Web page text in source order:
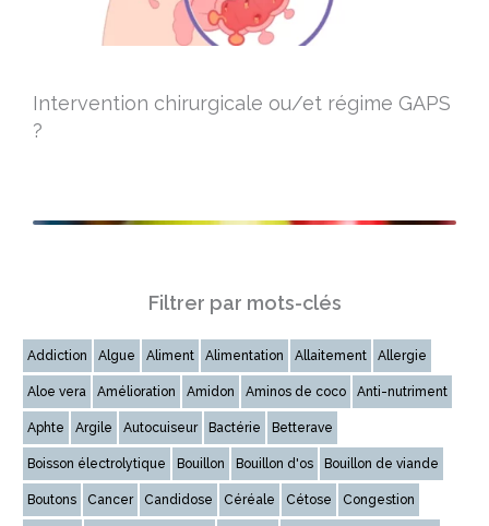
Intervention chirurgicale ou/et régime GAPS
?
Filtrer par mots-clés
Addiction Algue Aliment Alimentation Allaitement Allergie
Aloe vera Amélioration Amidon Aminos de coco Anti-nutriment
Aphte Argile Autocuiseur Bactérie Betterave
Boisson électrolytique Bouillon Bouillon d'os Bouillon de viande
Boutons Cancer Candidose Céréale Cétose Congestion